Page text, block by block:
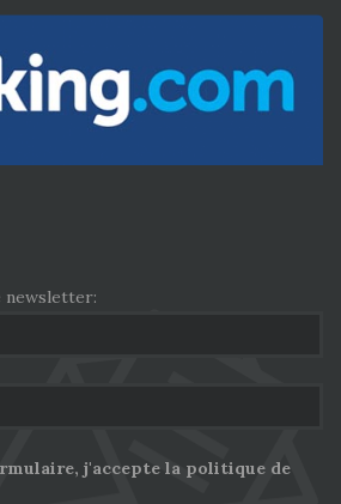
newsletter:
j'accepte la politique de